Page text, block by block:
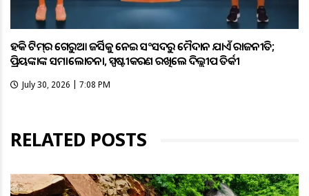
ହକି ଟିମ୍‌ର ଗେରୁଆ ଜର୍ସିକୁ ନେଇ ସଂସଦରୁ ମୈଦାନ ଯାଏଁ ରାଜନୀତି;
ପ୍ରିୟଙ୍କାଙ୍କ ସମାଲୋଚନା, ସ୍ପଷ୍ଟୀକରଣ ରଖିଲେ ଦିଲ୍ଲୀପ ତିର୍କୀ
July 30, 2026 | 7:08 PM
RELATED POSTS